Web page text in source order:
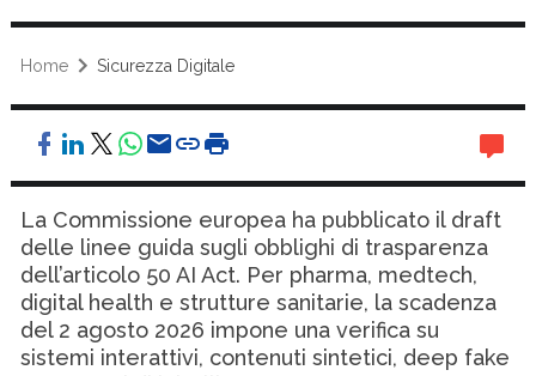
Home Sicurezza Digitale
La Commissione europea ha pubblicato il draft
delle linee guida sugli obblighi di trasparenza
dell’articolo 50 AI Act. Per pharma, medtech,
digital health e strutture sanitarie, la scadenza
del 2 agosto 2026 impone una verifica su
sistemi interattivi, contenuti sintetici, deep fake